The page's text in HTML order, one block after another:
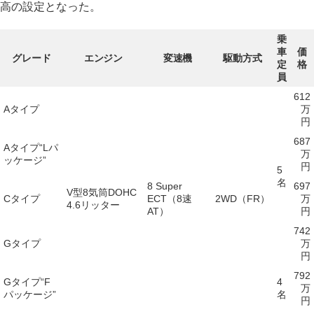
高の設定となった。
グレード エンジン 変速機 駆動方式
乗
車
定
員
価
格
Aタイプ
V型8気筒DOHC
4.6リッター
8 Super
ECT（8速
AT）
2WD（FR）
5
名
612
万
円
Aタイプ“Lパ
ッケージ”
687
万
円
Cタイプ
697
万
円
Gタイプ
742
万
円
Gタイプ“F
パッケージ”
4
名
792
万
円